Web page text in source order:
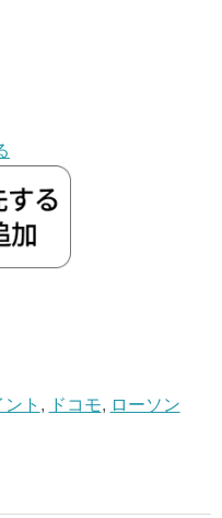
ト , ドコモ, ローソン